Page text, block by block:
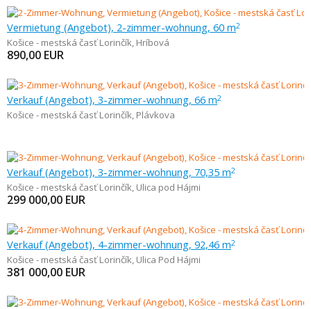
Vermietung (Angebot), 2-zimmer-wohnung, 60 m2
Košice - mestská časť Lorinčík, Hríbová
890,00 EUR
Verkauf (Angebot), 3-zimmer-wohnung, 66 m2
Košice - mestská časť Lorinčík, Plávkova
Verkauf (Angebot), 3-zimmer-wohnung, 70,35 m2
Košice - mestská časť Lorinčík, Ulica pod Hájmi
299 000,00 EUR
Verkauf (Angebot), 4-zimmer-wohnung, 92,46 m2
Košice - mestská časť Lorinčík, Ulica Pod Hájmi
381 000,00 EUR